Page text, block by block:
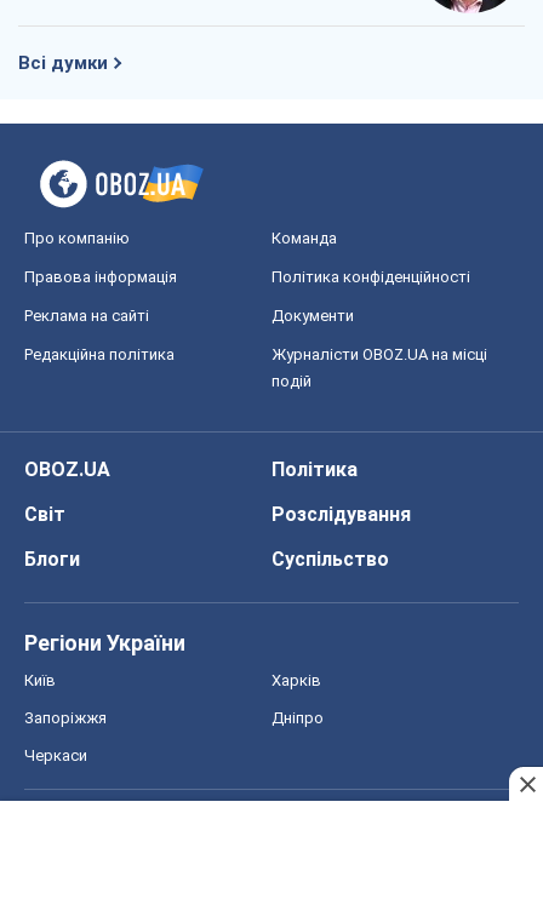
Всі думки
Про компанію Команда
Правова інформація Політика конфіденційності
Реклама на сайті Документи
Редакційна політика
Журналісти OBOZ.UA на місці
подій
OBOZ.UA
Політика
Світ
Розслідування
Блоги
Суспільство
Регіони України
Київ Харків
Запоріжжя Дніпро
Черкаси